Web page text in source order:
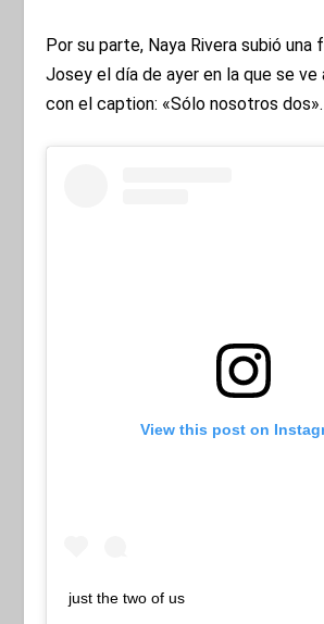
Por su parte, Naya Rivera subió una
Josey el día de ayer en la que se ve
con el caption: «Sólo nosotros dos».
View this post on
just the two of us